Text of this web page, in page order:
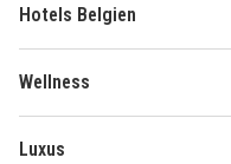
Hotels Belgien
Wellness
Luxus